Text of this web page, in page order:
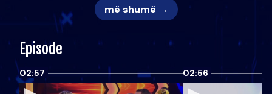
më shumë →
Episode
02:57 02:56